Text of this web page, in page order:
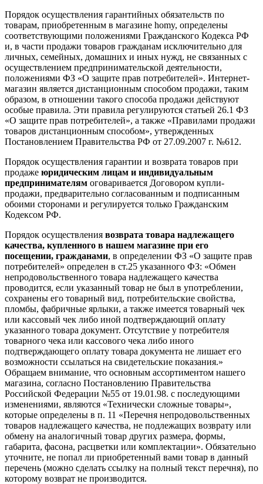
Порядок осуществления гарантийных обязательств по
товарам, приобретенным в магазине homy, определены
соответствующими положениями Гражданского Кодекса РФ
и, в части продажи товаров гражданам исключительно для
личных, семейных, домашних и иных нужд, не связанных с
осуществлением предпринимательской деятельности,
положениями ФЗ «О защите прав потребителей». Интернет-
магазин является дистанционным способом продажи, таким
образом, в отношении такого способа продажи действуют
особые правила. Эти правила регулируются статьей 26.1 ФЗ
«О защите прав потребителей», а также «Правилами продажи
товаров дистанционным способом», утвержденных
Постановлением Правительства РФ от 27.09.2007 г. №612.
Порядок осуществления гарантии и возврата товаров при
продаже юридическим лицам и индивидуальным
предпринимателям оговаривается Договором купли-
продажи, предварительно согласованным и подписанным
обоими сторонами и регулируется только Гражданским
Кодексом РФ.
Порядок осуществления возврата товара надлежащего
качества, купленного в нашем магазине при его
посещении, гражданами, в определении ФЗ «О защите прав
потребителей» определен в ст.25 указанного ФЗ: «Обмен
непродовольственного товара надлежащего качества
проводится, если указанный товар не был в употреблении,
сохранены его товарный вид, потребительские свойства,
пломбы, фабричные ярлыки, а также имеется товарный чек
или кассовый чек либо иной подтверждающий оплату
указанного товара документ. Отсутствие у потребителя
товарного чека или кассового чека либо иного
подтверждающего оплату товара документа не лишает его
возможности ссылаться на свидетельские показания.»
Обращаем внимание, что основным ассортиментом нашего
магазина, согласно Постановлению Правительства
Российской Федерации №55 от 19.01.98. с последующими
изменениями, являются «Технически сложные товары»,
которые определены в п. 11 «Перечня непродовольственных
товаров надлежащего качества, не подлежащих возврату или
обмену на аналогичный товар других размера, формы,
габарита, фасона, расцветки или комплектации». Обязательно
уточните, не попал ли приобретенный вами товар в данный
перечень (можно сделать ссылку на полный текст перечня), по
которому возврат не производится.